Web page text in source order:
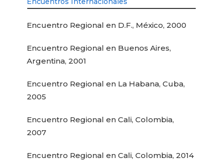
Encuentro Regional en D.F., México, 2000
Encuentro Regional en Buenos Aires,
Argentina, 2001
Encuentro Regional en La Habana, Cuba,
2005
Encuentro Regional en Cali, Colombia,
2007
Encuentro Regional en Cali, Colombia, 2014